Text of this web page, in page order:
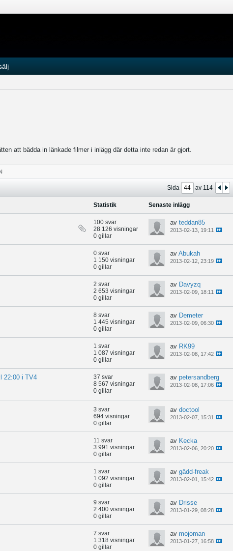
att bädda in länkade filmer i inlägg där detta inte redan är gjort.
Sida av 114
Statistik Senaste inlägg
100 svar
28 126 visningar
0 gillar
av teddan85
2013-02-13, 19:11
0 svar
1 150 visningar
0 gillar
av Abukah
2013-02-12, 23:19
2 svar
2 653 visningar
0 gillar
av Davyzq
2013-02-09, 18:11
8 svar
1 445 visningar
0 gillar
av Demeter
2013-02-09, 06:30
1 svar
1 087 visningar
0 gillar
av RK99
2013-02-08, 17:42
22:00 i TV4
37 svar
8 567 visningar
0 gillar
av petersandberg
2013-02-08, 17:06
3 svar
694 visningar
0 gillar
av doctool
2013-02-07, 15:31
11 svar
3 991 visningar
0 gillar
av Kecka
2013-02-06, 20:20
1 svar
1 092 visningar
0 gillar
av gädd-freak
2013-02-01, 15:42
9 svar
2 400 visningar
0 gillar
av Drisse
2013-01-29, 08:28
7 svar
1 318 visningar
0 gillar
av mojoman
2013-01-27, 16:58